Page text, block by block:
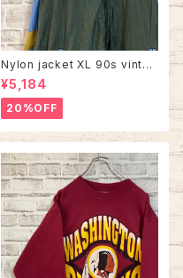
Nylon jacket XL 90s vintag
e ナイロンジャケット マルチカラ
ー 切替 ウインドブレーカー レ
トロ 古着
¥5,184
20%OFF